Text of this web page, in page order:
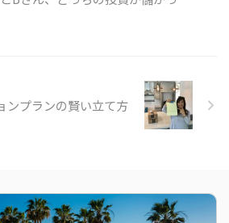
ンプランの賢い立て方